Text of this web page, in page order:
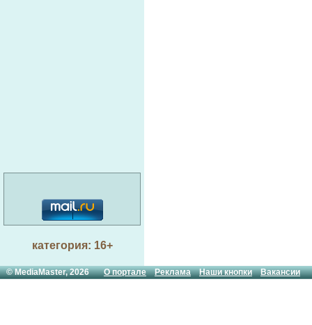
категория: 16+
© MediaMaster, 2026О портале Реклама Наши кнопки Вакансии